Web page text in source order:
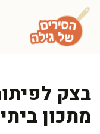
לדלג
לתוכן
בצק
מתכון